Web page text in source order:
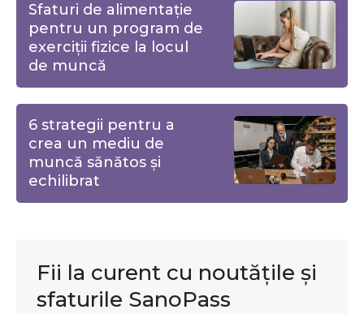
Sfaturi de alimentație
pentru un program de
exerciții fizice la locul
de muncă
6 strategii pentru a
crea un mediu de
muncă sănătos și
echilibrat
Fii la curent cu noutățile și
sfaturile SanoPass